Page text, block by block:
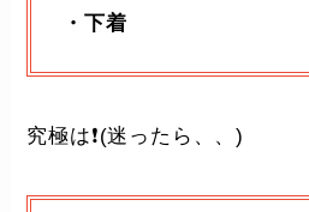
・下着
究極は❗️(迷ったら、、)